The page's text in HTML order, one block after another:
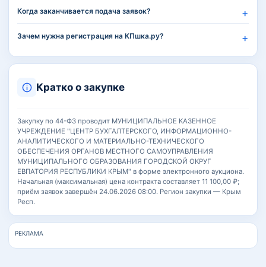
Когда заканчивается подача заявок?
Зачем нужна регистрация на КПшка.ру?
Кратко о закупке
Закупку по 44-ФЗ проводит МУНИЦИПАЛЬНОЕ КАЗЕННОЕ
УЧРЕЖДЕНИЕ "ЦЕНТР БУХГАЛТЕРСКОГО, ИНФОРМАЦИОННО-
АНАЛИТИЧЕСКОГО И МАТЕРИАЛЬНО-ТЕХНИЧЕСКОГО
ОБЕСПЕЧЕНИЯ ОРГАНОВ МЕСТНОГО САМОУПРАВЛЕНИЯ
МУНИЦИПАЛЬНОГО ОБРАЗОВАНИЯ ГОРОДСКОЙ ОКРУГ
ЕВПАТОРИЯ РЕСПУБЛИКИ КРЫМ" в форме электронного аукциона.
Начальная (максимальная) цена контракта составляет 11 100,00 ₽;
приём заявок завершён 24.06.2026 08:00. Регион закупки — Крым
Респ.
РЕКЛАМА